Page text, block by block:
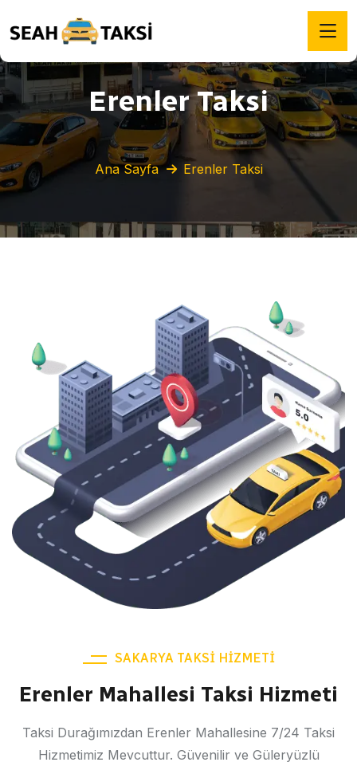
Erenler Taksi
Ana Sayfa Erenler Taksi
SAKARYA TAKSI HIZMETI
Erenler Mahallesi Taksi Hizmeti
Taksi Durağımızdan Erenler Mahallesine 7/24 Taksi
Hizmetimiz Mevcuttur. Güvenilir ve Güleryüzlü